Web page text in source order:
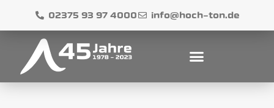
02375 93 97 4000 info@hoch-ton.de